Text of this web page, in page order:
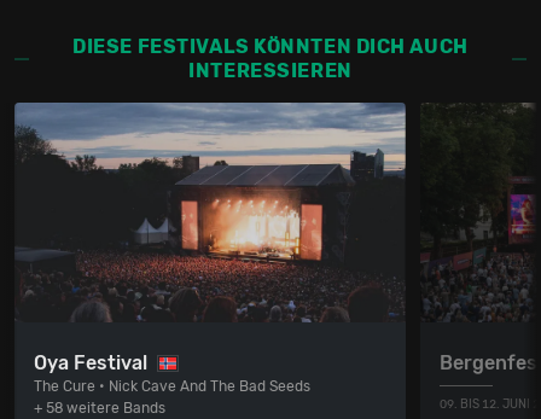
DIESE FESTIVALS KÖNNTEN DICH AUCH
INTERESSIEREN
Oya Festival
The Cure • Nick Cave And The Bad Seeds
+ 58 weitere Bands
09. BIS 12. JUNI